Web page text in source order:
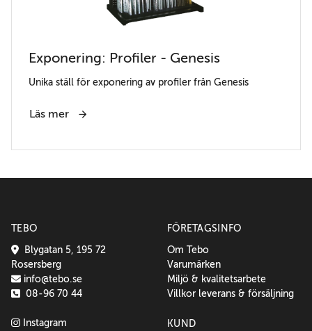
Exponering: Profiler - Genesis
Unika ställ för exponering av profiler från Genesis
Läs mer
TEBO
Blygatan 5, 195 72
Rosersberg
info@tebo.se
08-96 70 44
Instagram
FÖRETAGSINFO
Om Tebo
Varumärken
Miljö & kvalitetsarbete
Villkor leverans & försäljning
KUND